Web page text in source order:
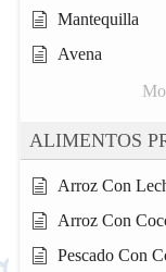
Mantequilla
Avena
ALIMENTOS
Arroz Con
Arroz Con
Pescado Con